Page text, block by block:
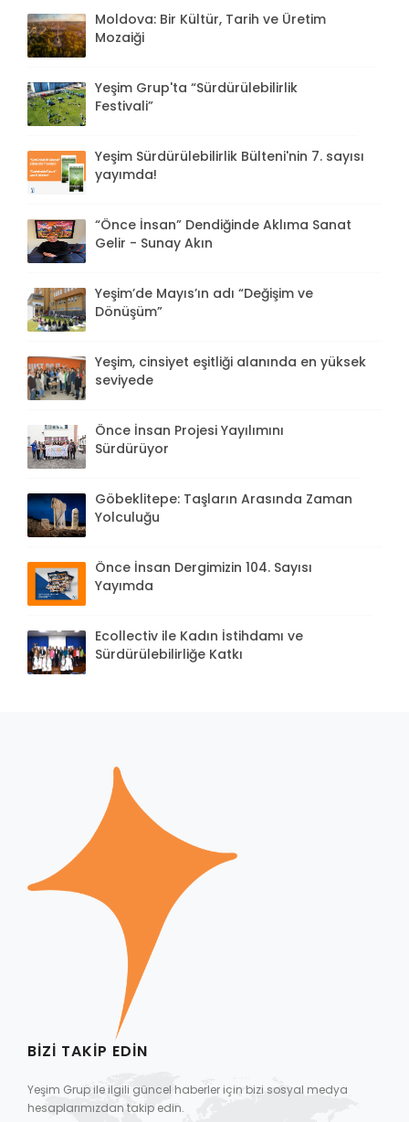
Moldova: Bir Kültür, Tarih ve Üretim
Mozaiği
Yeşim Grup'ta “Sürdürülebilirlik
Festivali”
Yeşim Sürdürülebilirlik Bülteni'nin 7. sayısı
yayımda!
“Önce İnsan” Dendiğinde Aklıma Sanat
Gelir - Sunay Akın
Yeşim’de Mayıs’ın adı “Değişim ve
Dönüşüm”
Yeşim, cinsiyet eşitliği alanında en yüksek
seviyede
Önce İnsan Projesi Yayılımını
Sürdürüyor
Göbeklitepe: Taşların Arasında Zaman
Yolculuğu
Önce İnsan Dergimizin 104. Sayısı
Yayımda
Ecollectiv ile Kadın İstihdamı ve
Sürdürülebilirliğe Katkı
BIZI TAKIP EDIN
Yeşim Grup ile ilgili güncel haberler için bizi sosyal medya
hesaplarımızdan takip edin.